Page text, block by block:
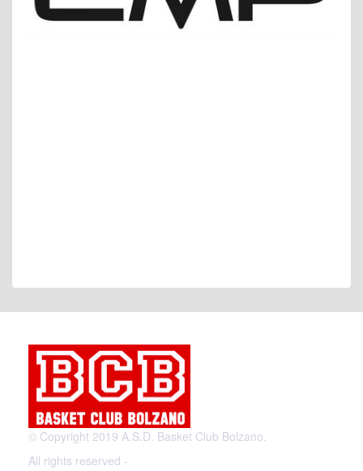
© Copyright 2019 A.S.D. Basket Club Bolzano.
All rights reserved -